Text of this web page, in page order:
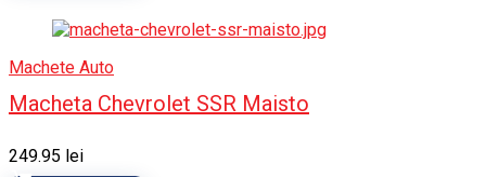
Machete Auto
Macheta Chevrolet SSR Maisto
249.95 lei